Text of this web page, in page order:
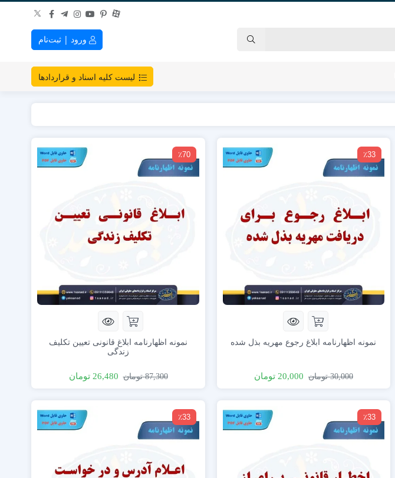
ورود | ثبت‌نام
لیست کلیه اسناد و قراردادها
٪33
نمونه اظهارنامه ابلاغ رجوع مهریه بذل شده
30,000 تومان 20,000 تومان
٪70
نمونه اظهارنامه ابلاغ قانونی تعیین تکلیف
زندگی
87,300 تومان 26,480 تومان
٪33 ٪33